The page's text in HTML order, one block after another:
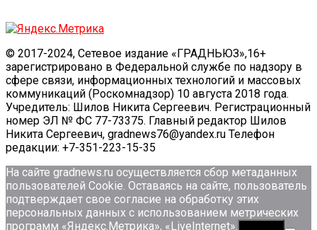
© 2017-2024, Сетевое издание «ГРАДНЬЮЗ»,16+
зарегистрировано в Федеральной службе по надзору в
сфере связи, информационных технологий и массовых
коммуникаций (Роскомнадзор) 10 августа 2018 года.
Учредитель: Шилов Никита Сергеевич. Регистрационный
номер ЭЛ № ФС 77-73375. Главный редактор Шилов
Никита Сергеевич, gradnews76@yandex.ru Телефон
редакции: +7-351-223-15-35
На сайте gradnews.ru осуществляется сбор метаданных
пользователей Сookie. Оставаясь на сайте, пользователь
подтверждает свое согласие на обработку этих
персональных данных c использованием метрических
программ «Яндекс.Метрика», «LiveInternet».